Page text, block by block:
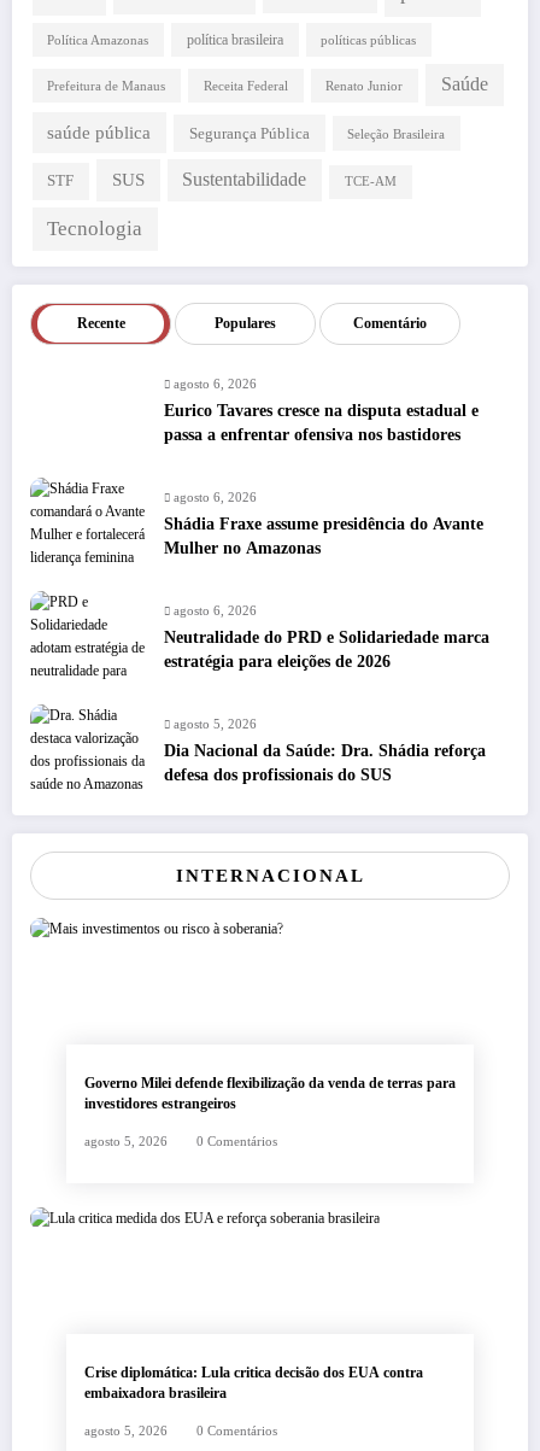
Política Amazonas política brasileira políticas públicas
Prefeitura de Manaus Receita Federal Renato Junior Saúde
saúde pública Segurança Pública Seleção Brasileira
STF SUS Sustentabilidade TCE-AM
Tecnologia
Recente Populares Comentário
agosto 6, 2026
Eurico Tavares cresce na disputa estadual e
passa a enfrentar ofensiva nos bastidores
agosto 6, 2026
Shádia Fraxe assume presidência do Avante
Mulher no Amazonas
agosto 6, 2026
Neutralidade do PRD e Solidariedade marca
estratégia para eleições de 2026
agosto 5, 2026
Dia Nacional da Saúde: Dra. Shádia reforça
defesa dos profissionais do SUS
INTERNACIONAL
Governo Milei defende flexibilização da venda de terras para
investidores estrangeiros
agosto 5, 2026 0 Comentários
Crise diplomática: Lula critica decisão dos EUA contra
embaixadora brasileira
agosto 5, 2026 0 Comentários